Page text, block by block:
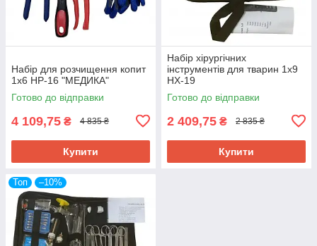
Набір для розчищення копит
1х6 НР-16 "МЕДИКА"
Готово до відправки
4 109,75 ₴ 4 835 ₴
Купити
Набір хірургічних
інструментів для тварин 1х9
НХ-19
Готово до відправки
2 409,75 ₴ 2 835 ₴
Купити
Топ –10%